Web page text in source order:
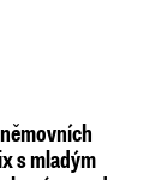
s mladým